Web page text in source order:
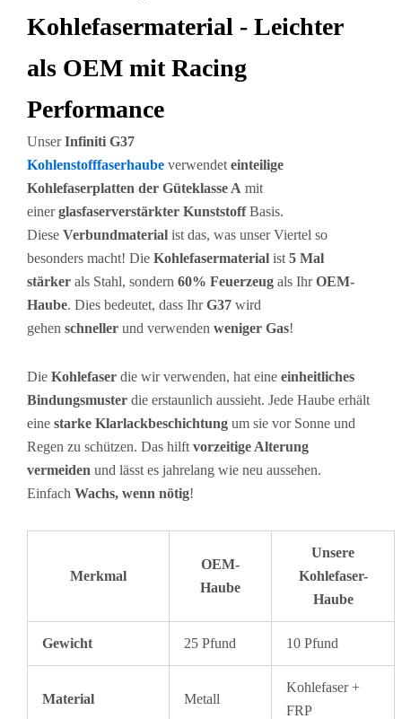
Kohlefasermaterial - Leichter
als OEM mit Racing
Performance
UnserInfiniti G37
Kohlenstofffaserhaube verwendet einteilige
Kohlefaserplatten der Güteklasse A mit
einerglasfaserverstärkter KunststoffBasis.
Diese Verbundmaterial ist das, was unser Viertel so
besonders macht! Die Kohlefasermaterial ist 5 Mal
stärker als Stahl, sondern 60% Feuerzeug als IhrOEM-
Haube. Dies bedeutet, dass IhrG37 wird
gehen schneller und verwenden weniger Gas!
Die Kohlefaser die wir verwenden, hat eine einheitliches
Bindungsmuster die erstaunlich aussieht. Jede Haube erhält
eine starke Klarlackbeschichtung um sie vor Sonne und
Regen zu schützen. Das hilft vorzeitige Alterung
vermeiden und lässt es jahrelang wie neu aussehen.
Einfach Wachs, wenn nötig!
Merkmal
OEM-
Haube
Unsere
Kohlefaser-
Haube
Gewicht 25 Pfund 10 Pfund
Material Metall
Kohlefaser +
FRP